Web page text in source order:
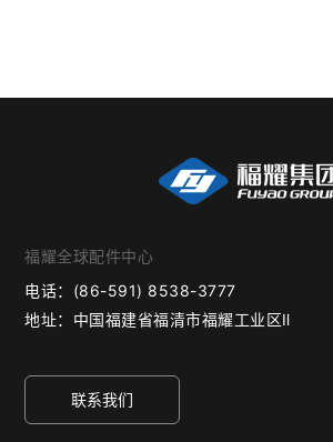
福耀全球配件中心
电话： (86-591) 8538-3777
地址： 中国福建省福清市福耀工业区Ⅱ
联系我们